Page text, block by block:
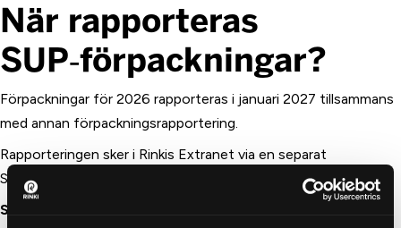
När rapporteras
SUP‑förpackningar?
Förpackningar för 2026 rapporteras i januari 2027 tillsammans
med annan förpackningsrapportering.
Rapporteringen sker i Rinkis Extranet via en separat
SUP‑blankett samt via den vanliga rapporteringsblanketten.
Sista rapporteringsdag: 31 januari 2027.